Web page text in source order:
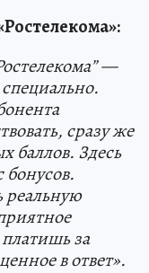
—
сразу же
баллов. Здесь
реальную
за
в ответ».